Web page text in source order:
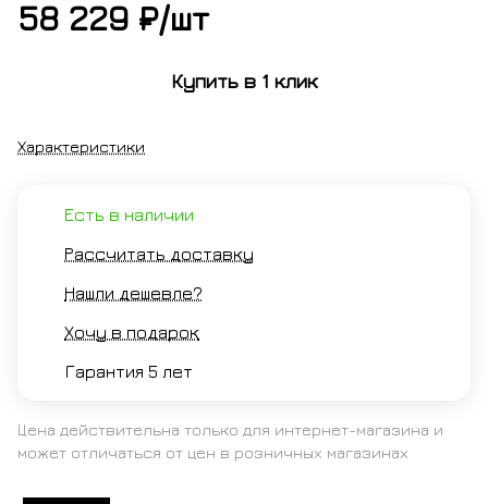
58 229 ₽/шт
Купить в 1 клик
Характеристики
Есть в наличии
Рассчитать доставку
Нашли дешевле?
Хочу в подарок
Гарантия 5 лет
Цена действительна только для интернет-магазина и
может отличаться от цен в розничных магазинах